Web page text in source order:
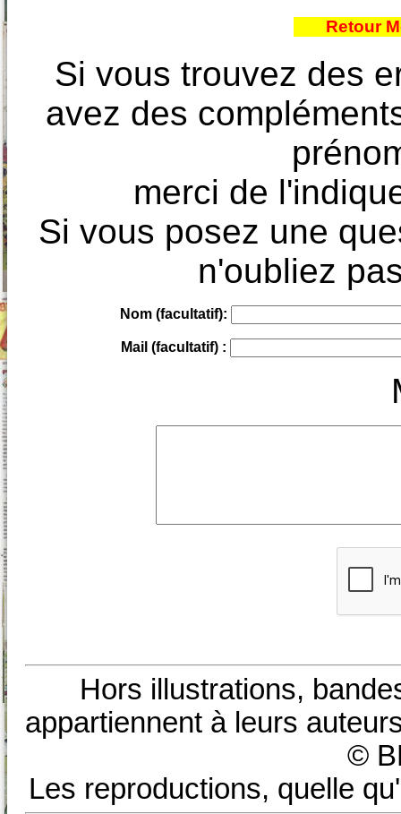
Retour
Si vous trouvez des
avez des
merci de
Si vous posez une
n'oubliez
Nom (facultatif):
Mail (facultatif) :
Hors illustrations,
appartiennent à leurs
©
Les reproductions, quelle